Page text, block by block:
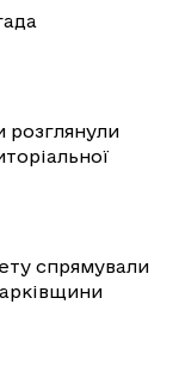
розглянули
спрямували